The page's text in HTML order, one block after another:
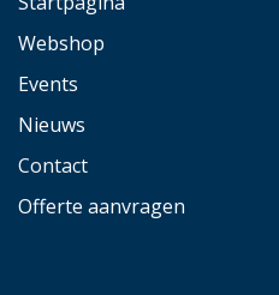
Webshop
Events
Nieuws
Contact
Offerte aanvragen